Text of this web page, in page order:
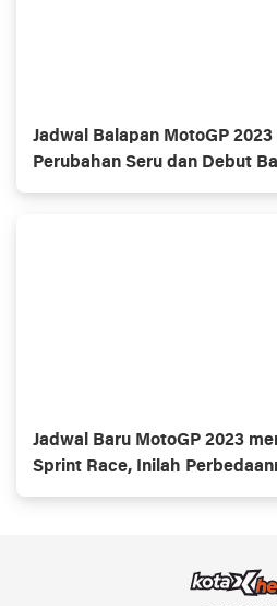
Jadwal Balapan MotoGP
Perubahan Seru dan Debut
Jadwal Baru MotoGP 2023
Sprint Race, Inilah
Sebelumnya